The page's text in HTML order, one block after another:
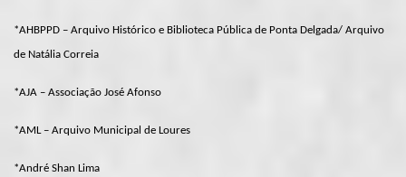
*AHBPPD – Arquivo Histórico e Biblioteca Pública de Ponta Delgada/ Arquivo
de Natália Correia
*AJA – Associação José Afonso
*AML – Arquivo Municipal de Loures
*André Shan Lima